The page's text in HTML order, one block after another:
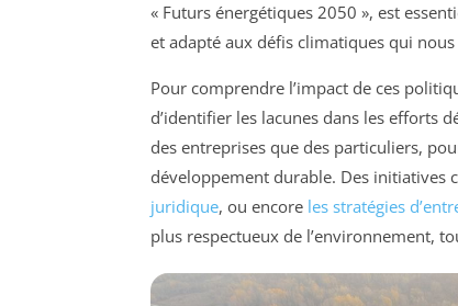
« Futurs énergétiques 2050 », est
et adapté aux défis climatiques qui
Pour comprendre l’impact de ces
d’identifier les lacunes dans les efforts
des entreprises que des particuliers,
développement durable. Des initiatives
juridique, ou encore les stratégies
plus respectueux de l’environnement,